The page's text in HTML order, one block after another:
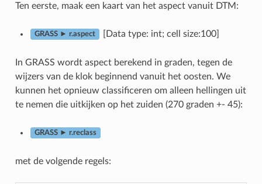
Ten eerste, maak een kaart van het aspect vanuit DTM:
GRASS ► r.aspect [Data type: int; cell size:100]
In GRASS wordt aspect berekend in graden, tegen de
wijzers van de klok beginnend vanuit het oosten. We
kunnen het opnieuw classificeren om alleen hellingen uit
te nemen die uitkijken op het zuiden (270 graden +- 45):
GRASS ► r.reclass
met de volgende regels: